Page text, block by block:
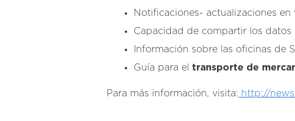
Notificaciones- actualizaciones
Capacidad de compartir los
Información sobre las oficinas de
Guía para el transporte de
Para más información, visita: http://